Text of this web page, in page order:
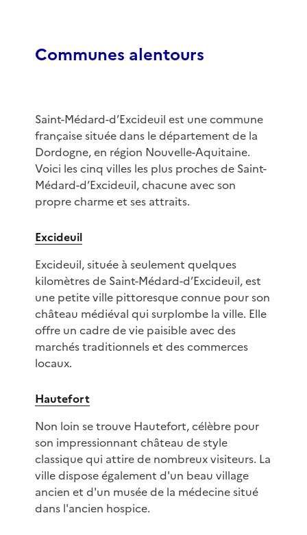
Communes alentours
Saint-Médard-d’Excideuil est une commune
française située dans le département de la
Dordogne, en région Nouvelle-Aquitaine.
Voici les cinq villes les plus proches de Saint-
Médard-d’Excideuil, chacune avec son
propre charme et ses attraits.
Excideuil
Excideuil, située à seulement quelques
kilomètres de Saint-Médard-d’Excideuil, est
une petite ville pittoresque connue pour son
château médiéval qui surplombe la ville. Elle
offre un cadre de vie paisible avec des
marchés traditionnels et des commerces
locaux.
Hautefort
Non loin se trouve Hautefort, célèbre pour
son impressionnant château de style
classique qui attire de nombreux visiteurs. La
ville dispose également d'un beau village
ancien et d'un musée de la médecine situé
dans l'ancien hospice.